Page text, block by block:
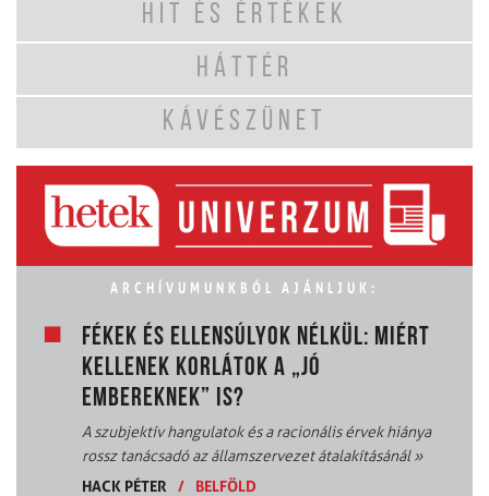
HIT ÉS ÉRTÉKEK
HÁTTÉR
KÁVÉSZÜNET
ARCHÍVUMUNKBÓL AJÁNLJUK:
FÉKEK ÉS ELLENSÚLYOK NÉLKÜL: MIÉRT
KELLENEK KORLÁTOK A „JÓ
EMBEREKNEK” IS?
A szubjektív hangulatok és a racionális érvek hiánya
rossz tanácsadó az államszervezet átalakításánál»
HACK PÉTER
/ BELFÖLD